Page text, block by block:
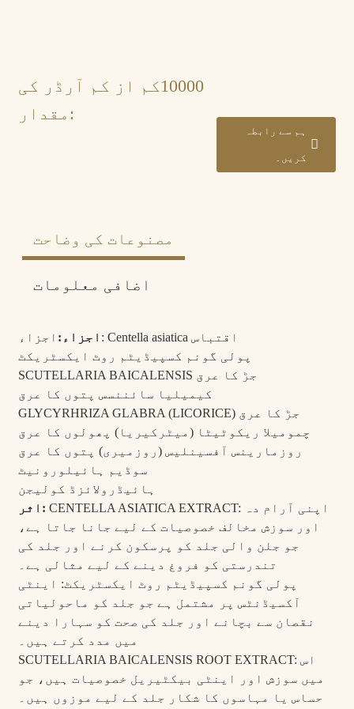
کم از کم آرڈر کی
مقدار:
10000
ہم سے رابطہ
کریں۔
مصنوعات کی وضاحت
اضافی معلومات
اجزاء:
اجزاء: Centella asiatica اقتباس
پولی گونم کسپیڈیٹم روٹ ایکسٹریکٹ
SCUTELLARIA BAICALENSIS جڑ کا عرق
کیمیلیا سائننسس پتوں کا عرق
GLYCYRHRIZA GLABRA (LICORICE) جڑ کا عرق
چمومیلا ریکوٹیٹا (میٹرکیریا) پھولوں کا عرق
روزمارینس آفسینلیس (روزمیری) پتوں کا عرق
سوڈیم ہائیلورونیٹ
ہائیڈرولائزڈ کولیجن
اثر: CENTELLA ASIATICA EXTRACT: اپنی آرام دہ
اور سوزش مخالف خصوصیات کے لیے جانا جاتا ہے،
جو جلن والی جلد کو پرسکون کرنے اور جلد کی
تندرستی کو فروغ دینے کے لیے مثالی ہے۔
پولی گونم کسپیڈیٹم روٹ ایکسٹریکٹ: اینٹی
آکسیڈنٹس پر مشتمل ہے جو جلد کو ماحولیاتی
نقصان سے بچانے اور جلد کی صحت کو سہارا دینے
میں مدد کرتے ہیں۔
SCUTELLARIA BAICALENSIS ROOT EXTRACT: اس
میں سوزش اور اینٹی بیکٹیریل خصوصیات ہیں، جو
حساس یا مہاسوں کا شکار جلد کے لیے موزوں ہیں۔
ڈلیوری
وقت:
ہوائی جہاز سے 3 سے 7 دن، سمندری راستے سے 25
سے 45 دن، لینڈ کیریج 10-15 دن۔
ادائیگی
کی شرائط:
علی پے